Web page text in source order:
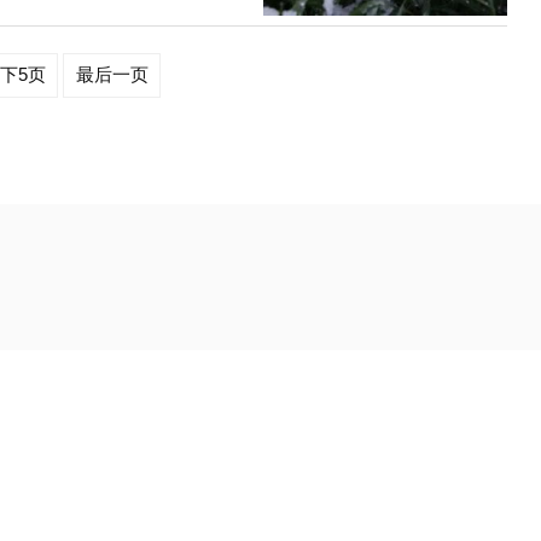
除了要引导国内已经迈入农业服务贸
为我国农业产业发展提供可持续生命
官方抖音 欢迎大家扫码关注！全丰
地撒到农田里，像这样的速度，15秒
，在瓦店镇王贵庄村用全丰航空TP-
系发达、节间缩短、增强抗倒伏能